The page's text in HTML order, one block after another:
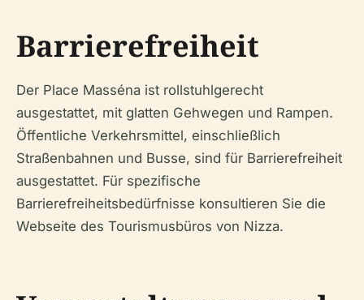
Barrierefreiheit
Der Place Masséna ist rollstuhlgerecht
ausgestattet, mit glatten Gehwegen und Rampen.
Öffentliche Verkehrsmittel, einschließlich
Straßenbahnen und Busse, sind für Barrierefreiheit
ausgestattet. Für spezifische
Barrierefreiheitsbedürfnisse konsultieren Sie die
Webseite des Tourismusbüros von Nizza.